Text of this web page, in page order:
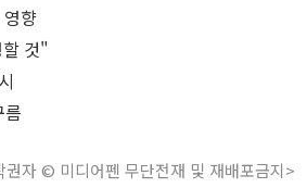
향
것"
권자 © 미디어펜 무단전재 및 재배포금지>